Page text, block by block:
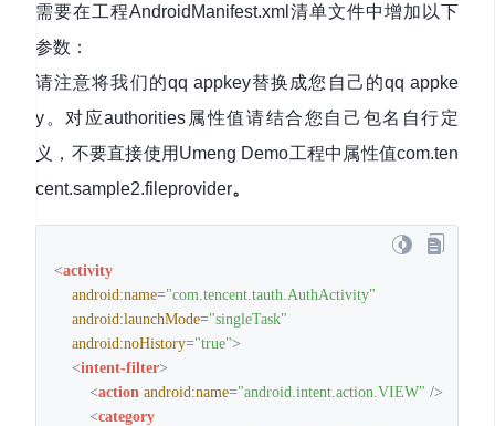
需要在工程AndroidManifest.xml清单文件中增加以下
参数：
请注意将我们的qq appkey替换成您自己的qq appke
y。对应authorities属性值请结合您自己包名自行定
义，不要直接使用Umeng Demo工程中属性值com.ten
cent.sample2.fileprovider。
<activity
android:name="com.tencent.tauth.AuthActivity"
android:launchMode="singleTask"
android:noHistory="true">
<intent-filter>
<action android:name="android.intent.action.VIEW" />
<category